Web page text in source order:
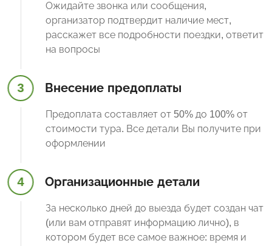
Ожидайте звонка или сообщения,
организатор подтвердит наличие мест,
расскажет все подробности поездки, ответит
на вопросы
3 Внесение предоплаты
Предоплата составляет от 50% до 100% от
стоимости тура. Все детали Вы получите при
оформлении
4 Организационные детали
За несколько дней до выезда будет создан чат
(или вам отправят информацию лично), в
котором будет все самое важное: время и